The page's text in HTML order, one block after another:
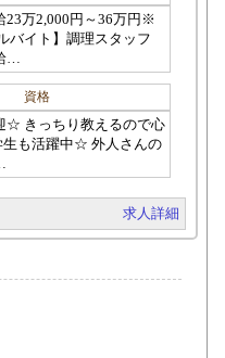
23万2,000円～36万円※
バイト】調理スタッフ
…
資格
☆ きっちり教えるので心
も活躍中☆ 外人さんの
求人詳細